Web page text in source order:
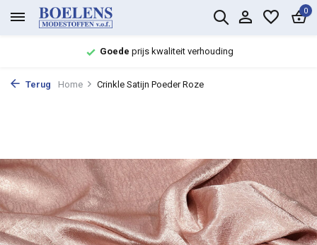
0
Goede prijs kwaliteit verhouding
Terug Home Crinkle Satijn Poeder Roze